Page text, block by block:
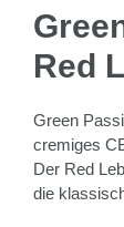
Red
Green
cremiges
Der Red
die